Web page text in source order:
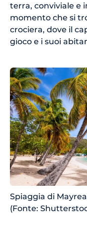
terra, conviviale e
momento che si
crociera, dove il
gioco e i suoi
Spiaggia di
(Fonte: